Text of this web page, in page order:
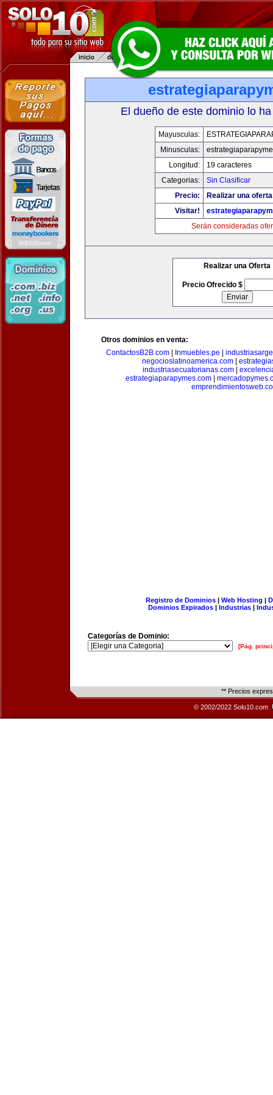
El dueño de este dominio lo
Mayusculas:
Minusculas:
Longitud:
19 caracteres
Categorias:
Sin Clasificar
Precio:
Realizar una
Visitar!
Serán consideradas
Realizar una Oferta
Precio Ofrecido $
Otros dominios en venta:
ContactosB2B.com
Inmuebles.pe
negocioslatinoamerica.com
industriasecuatorianas.com|
estrategiaparapymes.com|
Registro de Dominios| Web Hosting |
Dominios Expirados | Industrias |
Categorías de Dominio:
[Pág.
** Precios
© 2002/2022 Solo10.com